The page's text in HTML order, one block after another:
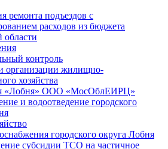
ремонта подъездов с
расходов из бюджета
области
контроль
организации жилищно-
хозяйства
«Лобня» ООО «МосОблЕИРЦ»
и водоотведение городского
городского округа Лобня
субсидии ТСО на частичное